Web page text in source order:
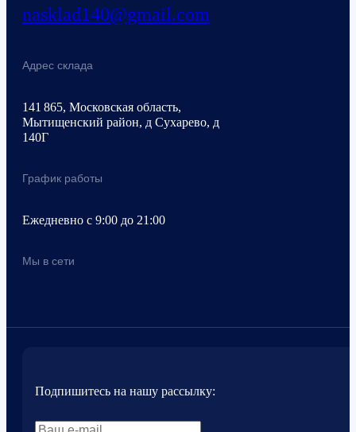
nasklad140@gmail.com
Адрес склада
141 865, Московская область,
Мытищенский район, д Сухарево, д
140Г
График работы
Ежедневно с 9:00 до 21:00
Мы в сети
Подпишитесь на нашу рассылку: